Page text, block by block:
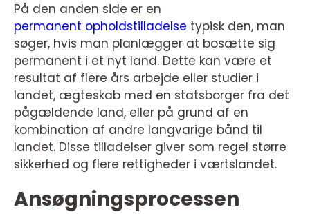
På den anden side er en
permanent opholdstilladelse typisk den, man
søger, hvis man planlægger at bosætte sig
permanent i et nyt land. Dette kan være et
resultat af flere års arbejde eller studier i
landet, ægteskab med en statsborger fra det
pågældende land, eller på grund af en
kombination af andre langvarige bånd til
landet. Disse tilladelser giver som regel større
sikkerhed og flere rettigheder i værtslandet.
Ansøgningsprocessen